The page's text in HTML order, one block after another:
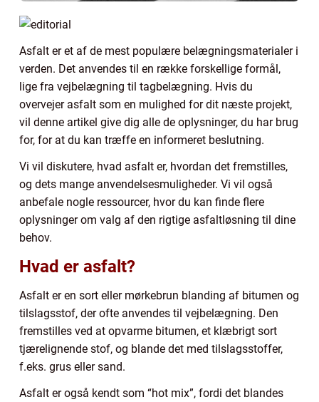
Asfalt er et af de mest populære belægningsmaterialer i
verden. Det anvendes til en række forskellige formål,
lige fra vejbelægning til tagbelægning. Hvis du
overvejer asfalt som en mulighed for dit næste projekt,
vil denne artikel give dig alle de oplysninger, du har brug
for, for at du kan træffe en informeret beslutning.
Vi vil diskutere, hvad asfalt er, hvordan det fremstilles,
og dets mange anvendelsesmuligheder. Vi vil også
anbefale nogle ressourcer, hvor du kan finde flere
oplysninger om valg af den rigtige asfaltløsning til dine
behov.
Hvad er asfalt?
Asfalt er en sort eller mørkebrun blanding af bitumen og
tilslagsstof, der ofte anvendes til vejbelægning. Den
fremstilles ved at opvarme bitumen, et klæbrigt sort
tjærelignende stof, og blande det med tilslagsstoffer,
f.eks. grus eller sand.
Asfalt er også kendt som “hot mix”, fordi det blandes